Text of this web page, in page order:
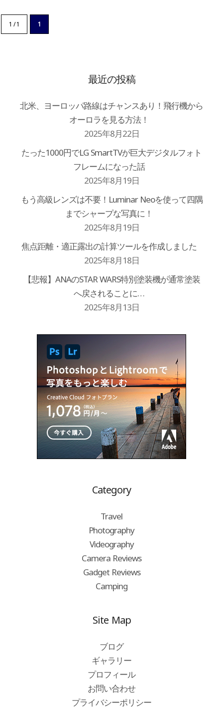
1 / 1 1
最近の投稿
北米、ヨーロッパ路線はチャンスあり！飛行機から
オーロラを見る方法！
2025年8月22日
たった1000円でLG SmartTVが巨大デジタルフォト
フレームになった話
2025年8月19日
もう高級レンズは不要！Luminar Neoを使って四隅
までシャープな写真に！
2025年8月19日
焦点距離・適正露出の計算ツールを作成しました
2025年8月18日
【悲報】ANAのSTAR WARS特別塗装機が通常塗装
へ戻されることに…
2025年8月13日
Category
Travel
Photography
Videography
Camera Reviews
Gadget Reviews
Camping
Site Map
ブログ
ギャラリー
プロフィール
お問い合わせ
プライバシーポリシー